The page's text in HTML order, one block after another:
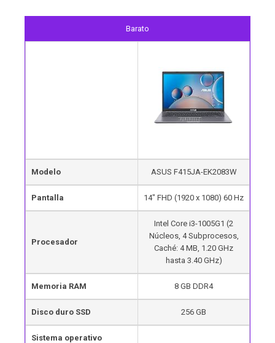
Barato
Modelo ASUS F415JA-EK2083W
Pantalla 14″ FHD (1920 x 1080) 60 Hz
Procesador
Intel Core i3-1005G1 (2
Núcleos, 4 Subprocesos,
Caché: 4 MB, 1.20 GHz
hasta 3.40 GHz)
Memoria RAM 8 GB DDR4
Disco duro SSD 256 GB
Sistema operativo